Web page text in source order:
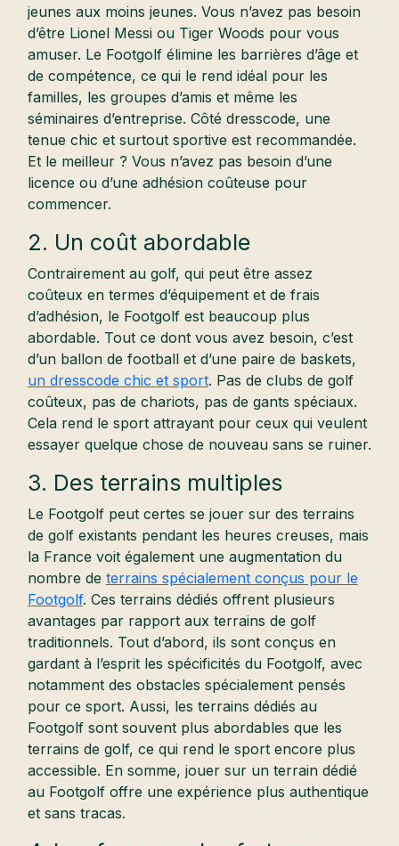
jeunes aux moins jeunes. Vous n’avez pas besoin
d’être Lionel Messi ou Tiger Woods pour vous
amuser. Le Footgolf élimine les barrières d’âge et
de compétence, ce qui le rend idéal pour les
familles, les groupes d’amis et même les
séminaires d’entreprise. Côté dresscode, une
tenue chic et surtout sportive est recommandée.
Et le meilleur ? Vous n’avez pas besoin d’une
licence ou d’une adhésion coûteuse pour
commencer.
2. Un coût abordable
Contrairement au golf, qui peut être assez
coûteux en termes d’équipement et de frais
d’adhésion, le Footgolf est beaucoup plus
abordable. Tout ce dont vous avez besoin, c’est
d’un ballon de football et d’une paire de baskets,
un dresscode chic et sport. Pas de clubs de golf
coûteux, pas de chariots, pas de gants spéciaux.
Cela rend le sport attrayant pour ceux qui veulent
essayer quelque chose de nouveau sans se ruiner.
3. Des terrains multiples
Le Footgolf peut certes se jouer sur des terrains
de golf existants pendant les heures creuses, mais
la France voit également une augmentation du
nombre de terrains spécialement conçus pour le
Footgolf. Ces terrains dédiés offrent plusieurs
avantages par rapport aux terrains de golf
traditionnels. Tout d’abord, ils sont conçus en
gardant à l’esprit les spécificités du Footgolf, avec
notamment des obstacles spécialement pensés
pour ce sport. Aussi, les terrains dédiés au
Footgolf sont souvent plus abordables que les
terrains de golf, ce qui rend le sport encore plus
accessible. En somme, jouer sur un terrain dédié
au Footgolf offre une expérience plus authentique
et sans tracas.